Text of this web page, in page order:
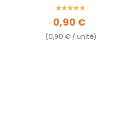
Prix
0,90 €
(0,90 € / unité)